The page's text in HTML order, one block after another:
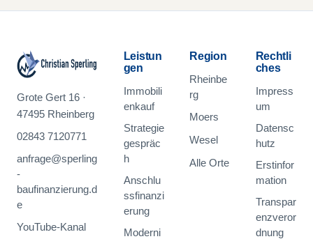
Grote Gert 16 ·
47495 Rheinberg
02843 7120771
anfrage@sperling
-
baufinanzierung.d
e
YouTube-Kanal
Leistun
gen
Immobili
enkauf
Strategie
gespräc
h
Anschlu
ssfinanzi
erung
Moderni
Region
Rheinbe
rg
Moers
Wesel
Alle Orte
Rechtli
ches
Impress
um
Datensc
hutz
Erstinfor
mation
Transpar
enzveror
dnung